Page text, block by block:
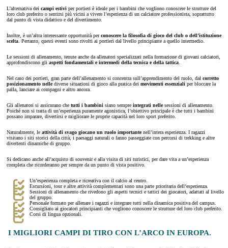
L’alternativa dei campi estivi per portieri è ideale per i bambini che vogliono conoscere le strutture del
loro club preferito o sentirsi più vicini a vivere l’esperienza di un calciatore professionista, soprattutto
dal punto di vista didattico e del divertimento.
Inoltre, è un’altra interessante opportunità perconoscere la filosofia di gioco del club o dell’istituzione
scelta. Pertanto, questi eventi sono rivolti ai portieri dal livello principiante a quello intermedio.
Le sessioni di allenamento, tenute anche da allenatori specializzati nella formazione di giovani calciatori,
approfondiscono gli aspetti fondamentali e intermedi della tecnica e della tattica.
Nel caso dei portieri, gran parte dell’allenamento si concentra sull’apprendimento del ruolo, dal corretto
posizionamento nellediverse situazioni di gioco alla pratica dei movimenti essenziali per bloccare la
palla, lanciare ai compagni e altro ancora.
Gli allenatori si assicurano che tutti i bambini siano sempre integrati nellesessioni di allenamento.
Poiché non si tratta di un’esperienza puramente agonistica, l’obiettivo principale è che tutti i bambini
possano imparare, divertirsi e migliorare le proprie capacità nel loro sport preferito.
Naturalmente, le attività di svago giocano un ruolo importantenell’intera esperienza. I ragazzi
visitano i siti storici della città, i paesaggi naturali o fanno passeggiate con percorsi di trekking e altre
divertenti dinamiche di gruppo.
Si dedicano anche all’acquisto di souvenir e alla visita di siti turistici, per dare vita a un’esperienza
completa che ricorderanno per sempre da un punto di vista positivo.
Un’esperienza completa e ricreativa con il calcio al centro.
Escursioni, tour e altre attività complementari sono una parte prioritaria dell’esperienza.
Sessioni di allenamento che rivedono gli aspetti tecnici e tattici dei giocatori, adattati al livello
del gruppo.
Personale formato per allenare i ragazzi e integrare tutti nella dinamica positiva del campus.
Consigliato ai giocatori principianti che vogliono conoscere le strutture del loro club preferito.
Corsi di lingua opzionali.
I MIGLIORI CAMPI DI TIRO CON L’ARCO IN EUROPA.